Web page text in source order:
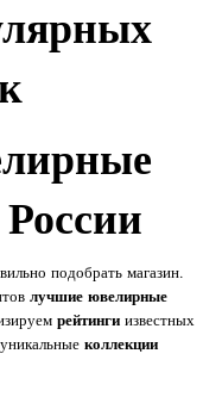
подобрать магазин.
лучшие ювелирные
рейтингиизвестных
коллекции